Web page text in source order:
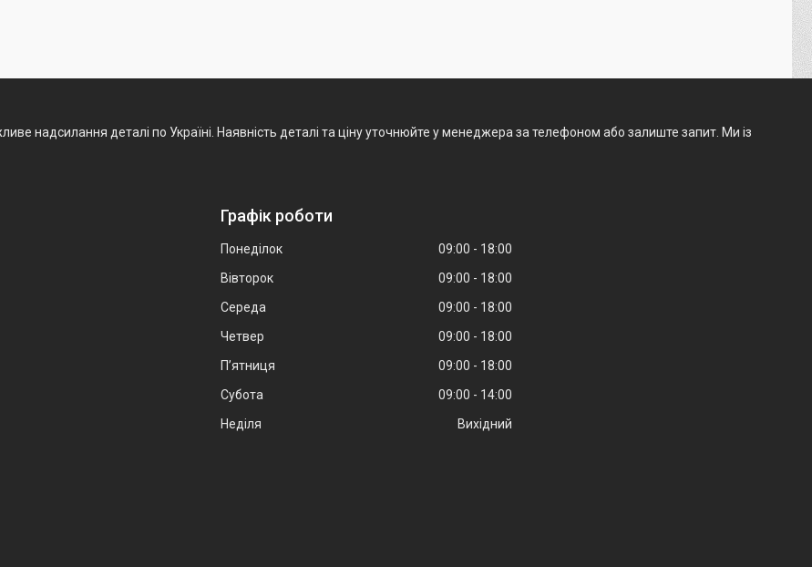
надсилання деталі по Україні. Наявність деталі та ціну уточнюйте у менеджера за телефоном або залиште запит. Ми із
Графік роботи
Понеділок 09:00
18:00
Вівторок
09:00
18:00
Середа
09:00
18:00
Четвер
09:00
18:00
Пʼятниця
09:00
18:00
Субота
09:00
14:00
Неділя
Вихідний